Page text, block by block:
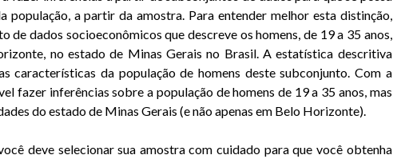
população, a partir da amostra. Para entender melhor esta distinção,
de dados socioeconômicos que descreve os homens, de 19 a 35 anos,
no estado de Minas Gerais no Brasil. A estatística descritiva
características da população de homens deste subconjunto. Com a
fazer inferências sobre a população de homens de 19 a 35 anos, mas
do estado de Minas Gerais (e não apenas em Belo Horizonte).
deve selecionar sua amostra com cuidado para que você obtenha